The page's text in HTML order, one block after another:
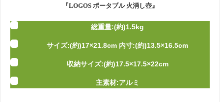
『LOGOS ポータブル 火消し壺』
総重量:(約)1.5kg
サイズ:(約)17×21.8cm 内寸:(約)13.5×16.5cm
収納サイズ:(約)17.5×17.5×22cm
主素材:アルミ